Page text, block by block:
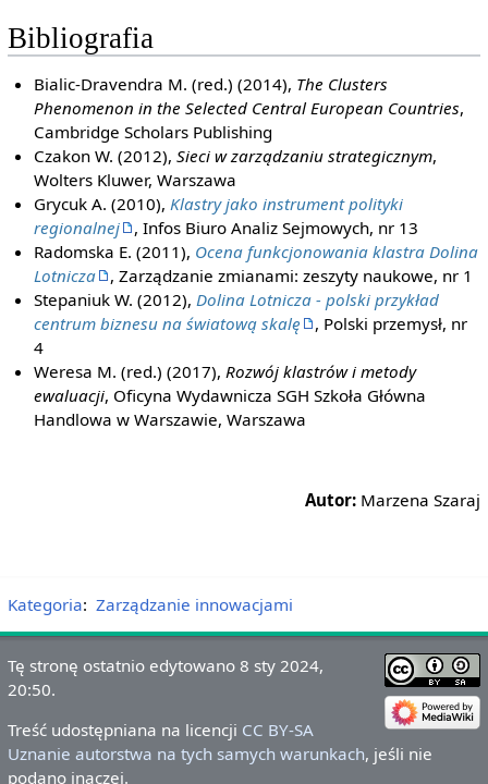
Bibliografia
Bialic-Dravendra M. (red.) (2014), The Clusters
Phenomenon in the Selected Central European Countries,
Cambridge Scholars Publishing
Czakon W. (2012),Sieci w zarządzaniu strategicznym,
Wolters Kluwer, Warszawa
Grycuk A. (2010), Klastry jako instrument polityki
regionalnej
, Infos Biuro Analiz Sejmowych, nr 13
Radomska E. (2011), Ocena funkcjonowania klastra Dolina
Lotnicza
, Zarządzanie zmianami: zeszyty naukowe, nr 1
Stepaniuk W. (2012), Dolina Lotnicza - polski przykład
centrum biznesu na światową skalę
, Polski przemysł, nr
4
Weresa M. (red.) (2017), Rozwój klastrów i metody
ewaluacji, Oficyna Wydawnicza SGH Szkoła Główna
Handlowa w Warszawie, Warszawa
Autor: Marzena Szaraj
Kategoria: Zarządzanie innowacjami
Tę stronę ostatnio edytowano 8 sty 2024,
20:50.
Treść udostępniana na licencji CC BY-SA
Uznanie autorstwa na tych samych warunkach, jeśli nie
podano inaczej.